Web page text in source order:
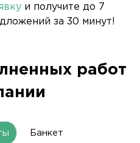
и получите до 7
за 30 минут!
работ
Банкет